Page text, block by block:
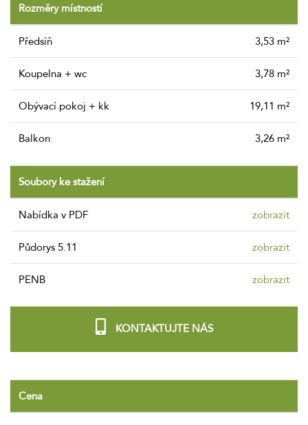
Rozměry místností
Předsíň 3,53 m²
Koupelna + wc 3,78 m²
Obývací pokoj + kk 19,11 m²
Balkon 3,26 m²
Soubory ke stažení
nabídka v PDF zobrazit
Půdorys 5.11 zobrazit
PENB zobrazit
KONTAKTUJTE NÁS
Cena